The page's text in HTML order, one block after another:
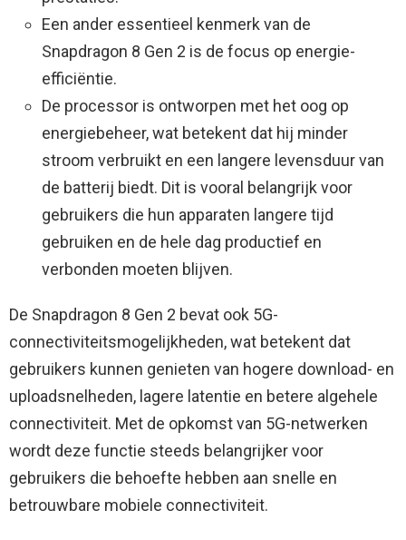
Een ander essentieel kenmerk van de
Snapdragon 8 Gen 2 is de focus op energie-
efficiëntie.
De processor is ontworpen met het oog op
energiebeheer, wat betekent dat hij minder
stroom verbruikt en een langere levensduur van
de batterij biedt. Dit is vooral belangrijk voor
gebruikers die hun apparaten langere tijd
gebruiken en de hele dag productief en
verbonden moeten blijven.
De Snapdragon 8 Gen 2 bevat ook 5G-
connectiviteitsmogelijkheden, wat betekent dat
gebruikers kunnen genieten van hogere download- en
uploadsnelheden, lagere latentie en betere algehele
connectiviteit. Met de opkomst van 5G-netwerken
wordt deze functie steeds belangrijker voor
gebruikers die behoefte hebben aan snelle en
betrouwbare mobiele connectiviteit.